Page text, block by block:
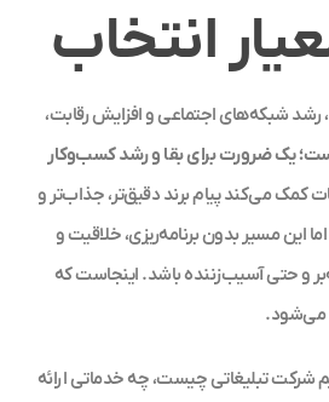
انتخاب
رشد شبکه‌های اجتماعی و افزایش رقابت،
یک ضرورت برای بقا و رشد کسب‌وکار
کمک می‌کند پیام برند دقیق‌تر، جذاب‌تر و
این مسیر بدون برنامه‌ریزی، خلاقیت و
و حتی آسیب‌زننده باشد. اینجاست که
می‌شود.
شرکت تبلیغاتی چیست، چه خدماتی ارائه